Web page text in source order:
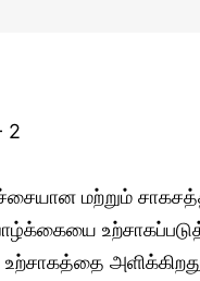
2
மற்றும்
உற்சாகத்தை